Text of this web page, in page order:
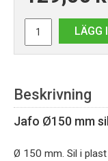
LÄGG
Beskrivning
Jafo Ø150 mm
Ø 150 mm. Sil i